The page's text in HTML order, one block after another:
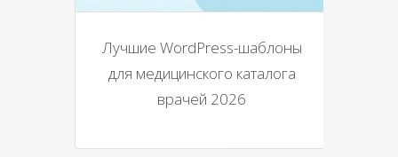
Лучшие WordPress-шаблоны
для медицинского каталога
врачей 2026